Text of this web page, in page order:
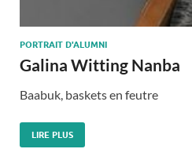
PORTRAIT D'ALUMNI
Galina Witting Nanba
Baabuk, baskets en feutre
LIRE PLUS